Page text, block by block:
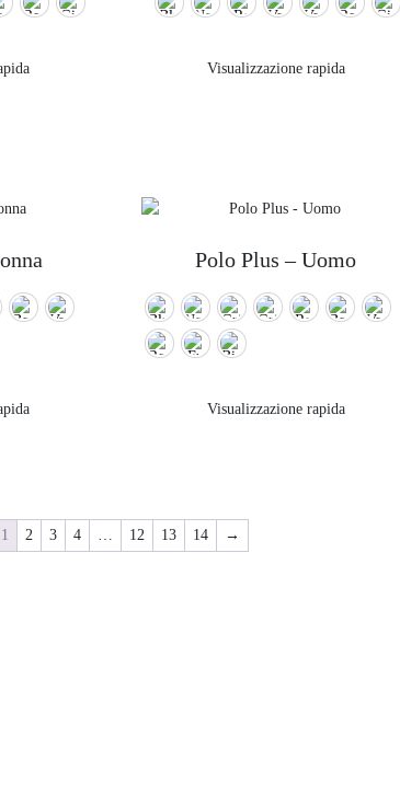
Visualizzazione rapida
Polo Plus – Uomo
Visualizzazione rapida
1 2 3 4 … 12 13 14 →